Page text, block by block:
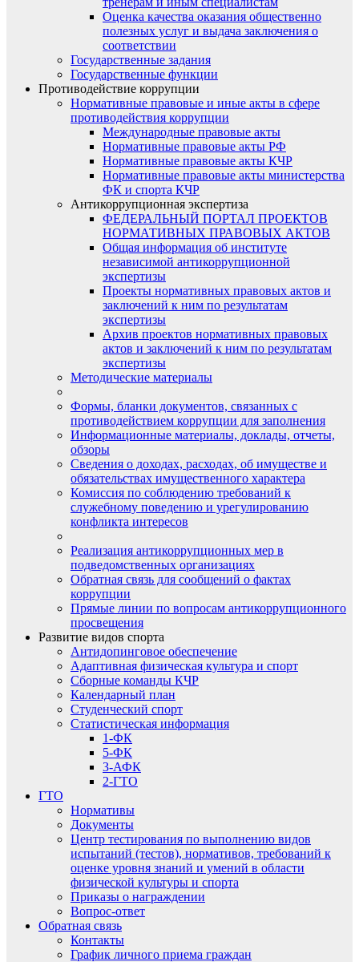
Оценка качества оказания общественно
полезных услуг и выдача заключения о
соответствии
Государственные задания
Государственные функции
Противодействие коррупции
Нормативные правовые и иные акты в сфере
противодействия коррупции
Международные правовые акты
Нормативные правовые акты РФ
Нормативные правовые акты КЧР
Нормативные правовые акты министерства
ФК и спорта КЧР
Антикоррупционная экспертиза
ФЕДЕРАЛЬНЫЙ ПОРТАЛ ПРОЕКТОВ
НОРМАТИВНЫХ ПРАВОВЫХ АКТОВ
Общая информация об институте
независимой антикоррупционной
экспертизы
Проекты нормативных правовых актов и
заключений к ним по результатам
экспертизы
Архив проектов нормативных правовых
актов и заключений к ним по результатам
экспертизы
Методические материалы
Формы, бланки документов, связанных с
противодействием коррупции для заполнения
Информационные материалы, доклады, отчеты,
обзоры
Сведения о доходах, расходах, об имуществе и
обязательствах имущественного характера
Комиссия по соблюдению требований к
служебному поведению и урегулированию
конфликта интересов
Реализация антикоррупционных мер в
подведомственных организациях
Обратная связь для сообщений о фактах
коррупции
Прямые линии по вопросам антикоррупционного
просвещения
Развитие видов спорта
Антидопинговое обеспечение
Адаптивная физическая культура и спорт
Сборные команды КЧР
Календарный план
Студенческий спорт
Статистическая информация
1-ФК
5-ФК
3-АФК
2-ГТО
ГТО
Нормативы
Документы
Центр тестирования по выполнению видов
испытаний (тестов), нормативов, требований к
оценке уровня знаний и умений в области
физической культуры и спорта
Приказы о награждении
Вопрос-ответ
Обратная связь
Контакты
График личного приема граждан